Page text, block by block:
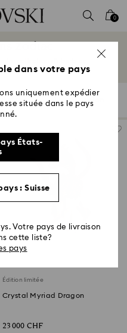
0
Zodiac
Filtres
Filtres Trier selon
Trier
Édition limitée
Crystal Myriad Dragon
23 000 CHF
dans votre pays
uniquement expédier
située dans le pays
États-
: Suisse
Votre pays de livraison
cette liste?
pays